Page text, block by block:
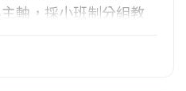
軸，採小班制分組教
」、「都市環境」、